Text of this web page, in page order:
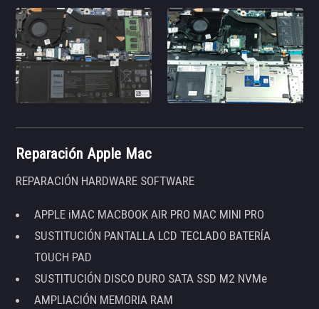
Reparación Apple Mac
REPARACIÓN HARDWARE SOFTWARE
APPLE iMAC MACBOOK AIR PRO MAC MINI PRO
SUSTITUCIÓN PANTALLA LCD TECLADO BATERÍA
TOUCH PAD
SUSTITUCIÓN DISCO DURO SATA SSD M2 NVMe
AMPLIACIÓN MEMORIA RAM